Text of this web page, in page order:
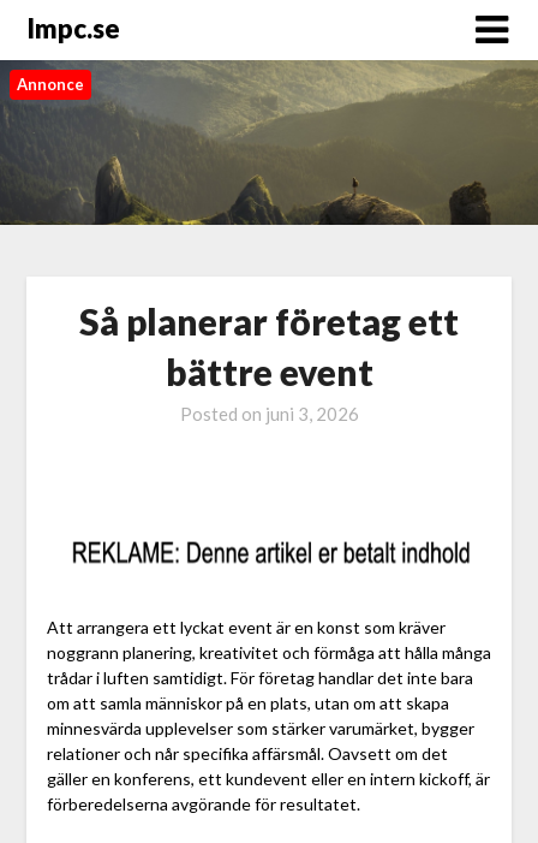
Impc.se
Annonce
Så planerar företag ett
bättre event
Posted on juni 3, 2026
Att arrangera ett lyckat event är en konst som kräver
noggrann planering, kreativitet och förmåga att hålla många
trådar i luften samtidigt. För företag handlar det inte bara
om att samla människor på en plats, utan om att skapa
minnesvärda upplevelser som stärker varumärket, bygger
relationer och når specifika affärsmål. Oavsett om det
gäller en konferens, ett kundevent eller en intern kickoff, är
förberedelserna avgörande för resultatet.